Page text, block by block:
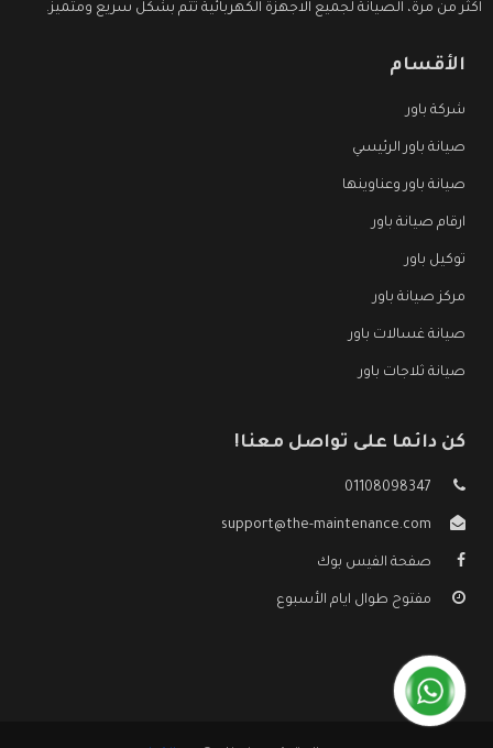
اكثر من مرة، الصيانة لجميع الاجهزة الكهربائية تتم بشكل سريع ومتميز.
الأقسام
شركة باور
صيانة باور الرئيسي
صيانة باور وعناوينها
ارقام صيانة باور
توكيل باور
مركز صيانة باور
صيانة غسالات باور
صيانة ثلاجات باور
كن دائما على تواصل معنا!
01108098347
support@the-maintenance.com
صفحة الفيس بوك
مفتوح طوال ايام الأسبوع